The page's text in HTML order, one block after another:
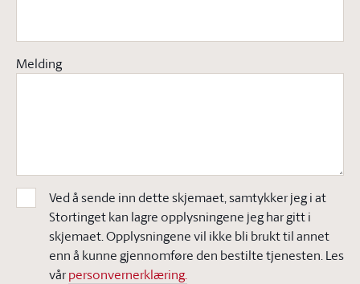
Melding
Ved å sende inn dette skjemaet, samtykker jeg i at
Stortinget kan lagre opplysningene jeg har gitt i
skjemaet. Opplysningene vil ikke bli brukt til annet
enn å kunne gjennomføre den bestilte tjenesten. Les
vårpersonvernerklæring.